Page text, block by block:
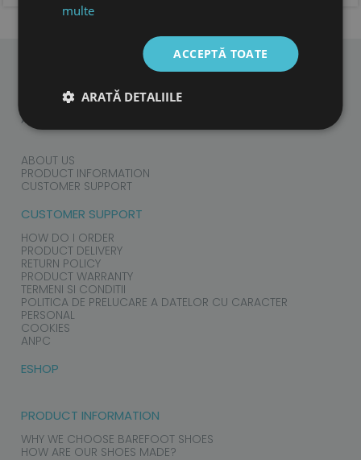
CHILDREN
ACCESORIES
ABOUT US
PRODUCT INFORMATION
CUSTOMER SUPPORT
CUSTOMER SUPPORT
HOW DO I ORDER
PRODUCT DELIVERY
RETURN POLICY
PRODUCT WARRANTY
TERMENI SI CONDITII
POLITICA DE PRELUCARE A DATELOR CU CARACTER
PERSONAL
COOKIES
ANPC
ESHOP
PRODUCT INFORMATION
WHY WE CHOOSE BAREFOOT SHOES
HOW ARE OUR SHOES MADE?
multe
ACCEPTĂ TOATE
ARATĂ DETALIILE